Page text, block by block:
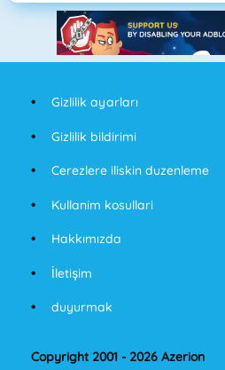
Gizlilik ayarları
Gizlilik bildirimi
Cerezlere iliskin duzenleme
Kullanim kosullari
Hakkımızda
İletişim
duyurmak
Copyright 2001 - 2026 Azerion